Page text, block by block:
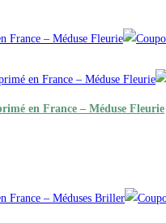
en France – Méduse Fleurie